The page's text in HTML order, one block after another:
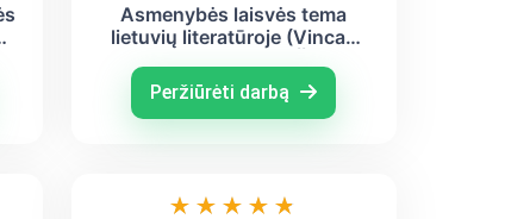
Asmenybės laisvės tema
lietuvių literatūroje (Vincas
Ragana, Vincas Krėvė)
Peržiūrėti darbą